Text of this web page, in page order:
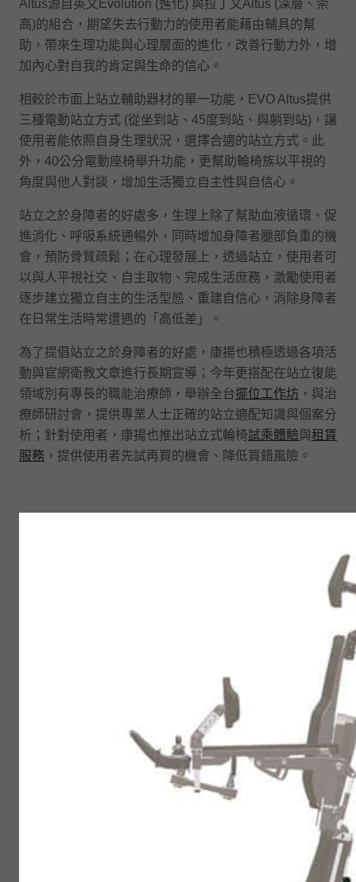
Altus源自英文Evolution (進化) 與拉丁文Altus (深層、崇
高)的組合，期望失去行動力的使用者能藉由輔具的幫
助，帶來生理功能與心理層面的進化，改善行動力外，增
加內心對自我的肯定與生命的信心。
相較於市面上站立輔助器材的單一功能，EVO Altus提供
三種電動站立方式 (從坐到站、45度到站、與躺到站)，讓
使用者能依照自身生理狀況，選擇合適的站立方式。此
外，40公分電動座椅舉升功能，更幫助輪椅族以平視的
角度與他人對談，增加生活獨立自主性與自信心。
站立之於身障者的好處多，生理上除了幫助血液循環、促
進消化、呼吸系統通暢外，同時增加身障者腿部負重的機
會，預防骨質疏鬆；在心理發展上，透過站立，使用者可
以與人平視社交、自主取物、完成生活庶務，激勵使用者
逐步建立獨立自主的生活型態、重建自信心，消除身障者
在日常生活時常遭遇的「高低差」。
為了提倡站立之於身障者的好處，康揚也積極透過各項活
動與官網衛教文章進行長期宣導；今年更搭配在站立復能
領域別有專長的職能治療師，舉辦全台擺位工作坊 ，與治
療師研討會，提供專業人士正確的站立適配知識與個案分
析；針對使用者，康揚也推出站立式輪椅試乘體驗與租賃
服務 ，提供使用者先試再買的機會、降低買錯風險。